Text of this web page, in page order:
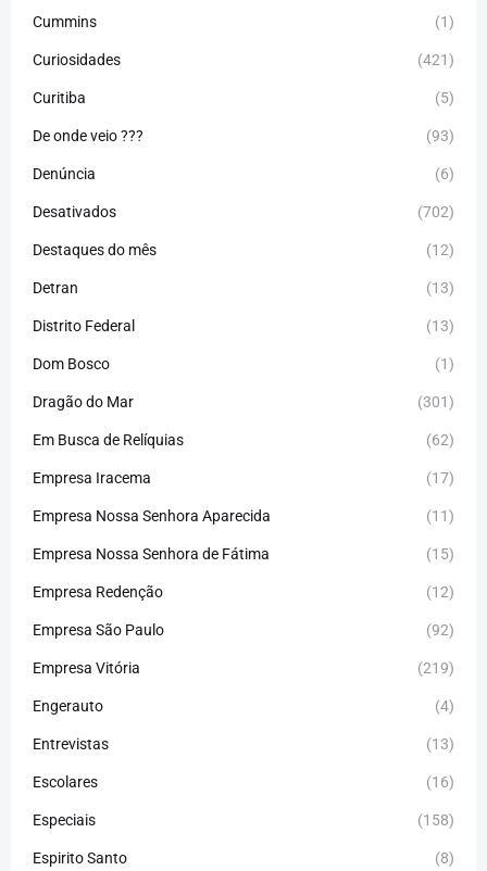
Cummins (1)
Curiosidades (421)
Curitiba (5)
De onde veio ??? (93)
Denúncia (6)
Desativados (702)
Destaques do mês (12)
Detran (13)
Distrito Federal (13)
Dom Bosco (1)
Dragão do Mar (301)
Em Busca de Relíquias (62)
Empresa Iracema (17)
Empresa Nossa Senhora Aparecida (11)
Empresa Nossa Senhora de Fátima (15)
Empresa Redenção (12)
Empresa São Paulo (92)
Empresa Vitória (219)
Engerauto (4)
Entrevistas (13)
Escolares (16)
Especiais (158)
Espirito Santo (8)